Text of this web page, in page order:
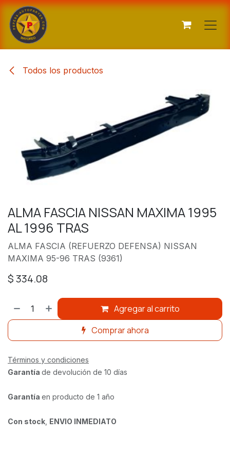
Ir al contenido
Todos los productos
ALMA FASCIA NISSAN MAXIMA 1995
AL 1996 TRAS
ALMA FASCIA (REFUERZO DEFENSA) NISSAN
MAXIMA 95-96 TRAS (9361)
$334.08
Agregar al carrito
Comprar ahora
Términos y condiciones
Garantía de devolución de 10 días
Garantía en producto de 1 año
Con stock ENVIO INMEDIATO